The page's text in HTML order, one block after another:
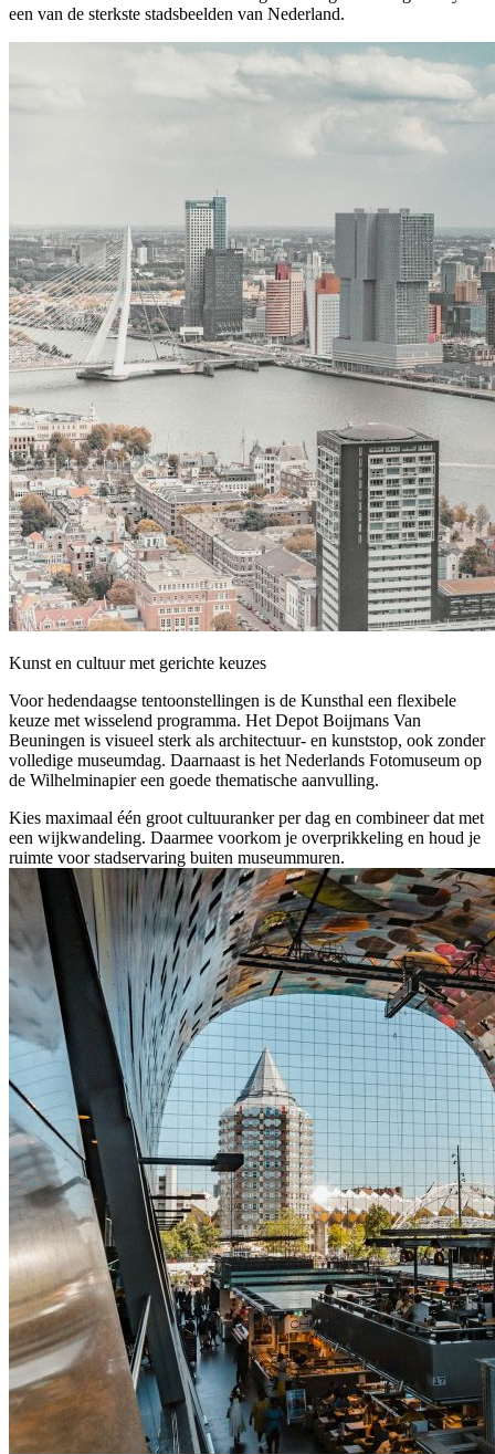
een van de sterkste stadsbeelden van Nederland.
Kunst en cultuur met gerichte keuzes
Voor hedendaagse tentoonstellingen is de Kunsthal een flexibele
keuze met wisselend programma. Het Depot Boijmans Van
Beuningen is visueel sterk als architectuur- en kunststop, ook zonder
volledige museumdag. Daarnaast is het Nederlands Fotomuseum op
de Wilhelminapier een goede thematische aanvulling.
Kies maximaal één groot cultuuranker per dag en combineer dat met
een wijkwandeling. Daarmee voorkom je overprikkeling en houd je
ruimte voor stadservaring buiten museummuren.